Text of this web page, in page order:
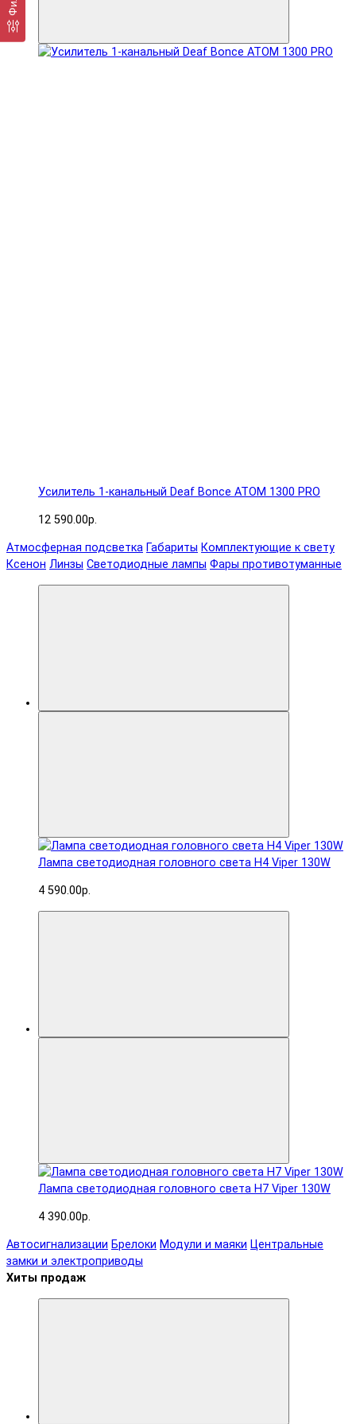
Усилитель 1-канальный Deaf Bonce ATOM 1300 PRO
12 590.00р.
Атмосферная подсветка Габариты Комплектующие к свету
Ксенон Линзы Светодиодные лампы Фары противотуманные
Лампа светодиодная головного света H4 Viper 130W
4 590.00р.
Лампа светодиодная головного света H7 Viper 130W
4 390.00р.
Автосигнализации Брелоки Модули и маяки Центральные
замки и электроприводы
Хиты продаж